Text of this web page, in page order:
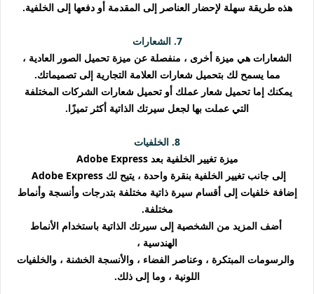
هذه طريقة سهلة لإحضار العناصر إلى المقدمة أو دفعها إلى الخلفية.
7. الشعارات
الشعارات هي ميزة أخرى ، منفصلة عن ميزة تحميل الصور العادية ،
مما يسمح لك بتحميل شعارات العلامة التجارية إلى تصميماتك.
يمكنك إما تحميل شعار عملك أو تحميل شعارات الشركات المختلفة
التي عملت بها لجعل سيرتك الذاتية أكثر تميزًا.
8. الخلفيات
ميزة تغيير الخلفية بعد Adobe Express
إلى جانب تغيير الخلفية بنقرة واحدة ، يتيح لك Adobe Express
إضافة خلفيات إلى أقسام سيرة ذاتية مختلفة بتدرجات وأنسجة وأنماط
مختلفة.
أضف المزيد من الشخصية إلى سيرتك الذاتية باستخدام الأنماط
الهندسية ،
والرسومات المبتكرة ، وعناصر الفضاء ، والأنسجة الخشنة ، والخلفيات
اللونية ، وما إلى ذلك.